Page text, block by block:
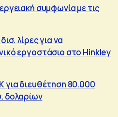
συμφωνία με τις
λίρες για να
εργοστάσιο στο Hinkley
για διευθέτηση 80.000
δολαρίων